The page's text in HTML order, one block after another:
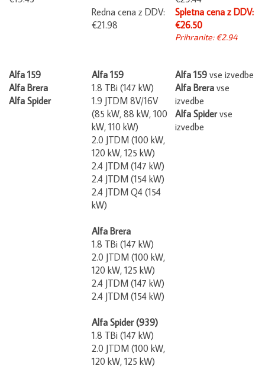
Redna cena z DDV:
€21.98
Spletna cena z DDV:
€26.50
Prihranite: €2.94
Alfa 159
Alfa Brera
Alfa Spider
Alfa 159
1.8 TBi (147 kW)
1.9 JTDM 8V/16V
(85 kW, 88 kW, 100
kW, 110 kW)
2.0 JTDM (100 kW,
120 kW, 125 kW)
2.4 JTDM (147 kW)
2.4 JTDM (154 kW)
2.4 JTDM Q4 (154
kW)
Alfa Brera
1.8 TBi (147 kW)
2.0 JTDM (100 kW,
120 kW, 125 kW)
2.4 JTDM (147 kW)
2.4 JTDM (154 kW)
Alfa Spider (939)
1.8 TBi (147 kW)
2.0 JTDM (100 kW,
120 kW, 125 kW)
Alfa 159 vse izvedbe
Alfa Brera
izvedbe
Alfa Spider
izvedbe